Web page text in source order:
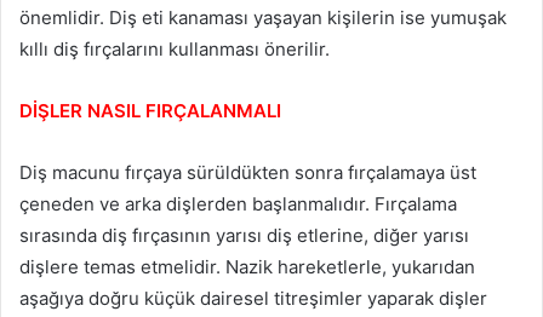
önemlidir. Diş eti kanaması yaşayan kişilerin ise yumuşak
kıllı diş fırçalarını kullanması önerilir.
DİŞLER NASIL FIRÇALANMALI
Diş macunu fırçaya sürüldükten sonra fırçalamaya üst
çeneden ve arka dişlerden başlanmalıdır. Fırçalama
sırasında diş fırçasının yarısı diş etlerine, diğer yarısı
dişlere temas etmelidir. Nazik hareketlerle, yukarıdan
aşağıya doğru küçük dairesel titreşimler yaparak dişler